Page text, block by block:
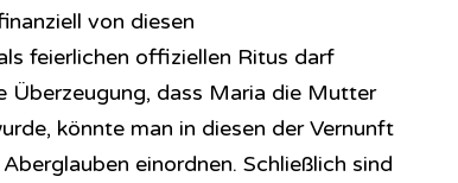
von diesen
feierlichen offiziellen Ritus darf
Überzeugung, dass Maria die Mutter
könnte man in diesen der Vernunft
einordnen. Schließlich sind